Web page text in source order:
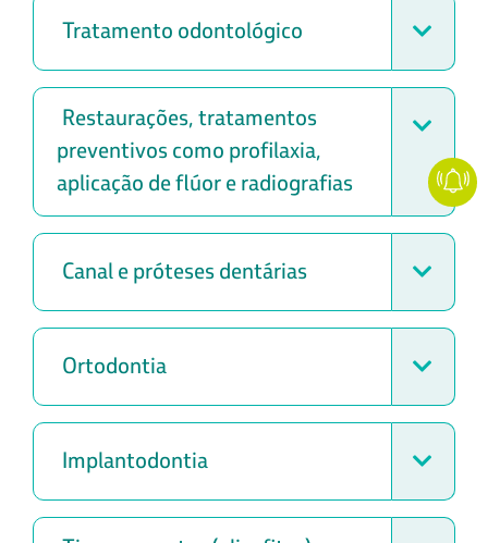
Tratamento odontológico
Restaurações, tratamentos
preventivos como profilaxia,
aplicação de flúor e radiografias
Canal e próteses dentárias
Ortodontia
Implantodontia